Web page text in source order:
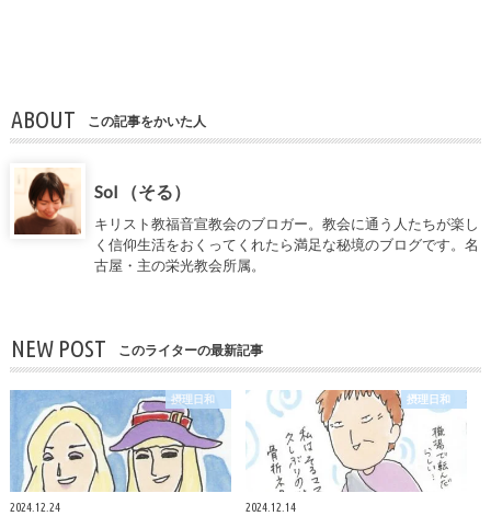
ABOUT この記事をかいた人
Sol （そる）
キリスト教福音宣教会のブロガー。教会に通う人たちが楽し
く信仰生活をおくってくれたら満足な秘境のブログです。名
古屋・主の栄光教会所属。
NEW POST このライターの最新記事
摂理日和
2024.12.24
摂理日和
2024.12.14